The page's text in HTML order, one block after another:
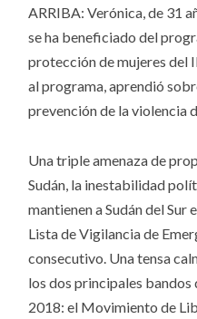
ARRIBA: Verónica, de 31
se ha beneficiado del
protección de mujeres del
al programa, aprendió
prevención de la violencia
Una triple amenaza de
Sudán, la inestabilidad
mantienen a Sudán del
Lista de Vigilancia de
consecutivo. Una tensa
los dos principales
2018: el Movimiento de